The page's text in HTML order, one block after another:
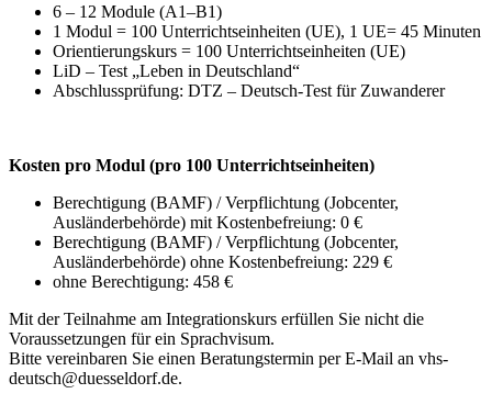
6 – 12 Module (A1–B1)
1 Modul = 100 Unterrichtseinheiten (UE), 1 UE= 45 Minuten
Orientierungskurs = 100 Unterrichtseinheiten (UE)
LiD – Test „Leben in Deutschland“
Abschlussprüfung: DTZ – Deutsch-Test für Zuwanderer
Kosten pro Modul (pro 100 Unterrichtseinheiten)
Berechtigung (BAMF) / Verpflichtung (Jobcenter,
Ausländerbehörde) mit Kostenbefreiung: 0 €
Berechtigung (BAMF) / Verpflichtung (Jobcenter,
Ausländerbehörde) ohne Kostenbefreiung: 229 €
ohne Berechtigung: 458 €
Mit der Teilnahme am Integrationskurs erfüllen Sie nicht die
Voraussetzungen für ein Sprachvisum.
Bitte vereinbaren Sie einen Beratungstermin per E-Mail an vhs-
deutsch@duesseldorf.de.